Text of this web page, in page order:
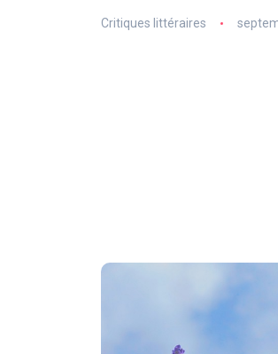
Critiques littéraires